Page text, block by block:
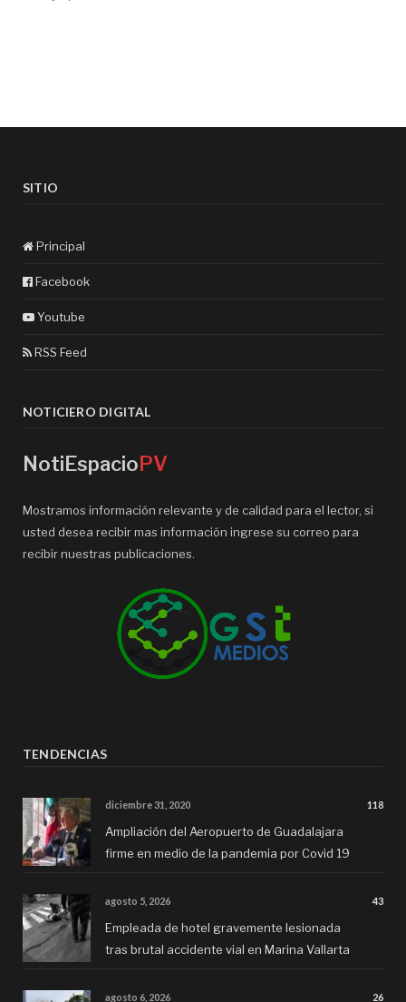
SITIO
Principal
Facebook
Youtube
RSS Feed
NOTICIERO DIGITAL
NotiEspacioPV
Mostramos información relevante y de calidad para el lector, si
usted desea recibir mas información ingrese su correo para
recibir nuestras publicaciones.
TENDENCIAS
diciembre 31, 2020 118
Ampliación del Aeropuerto de Guadalajara
firme en medio de la pandemia por Covid 19
agosto 5, 2026 43
Empleada de hotel gravemente lesionada
tras brutal accidente vial en Marina Vallarta
agosto 6, 2026 26